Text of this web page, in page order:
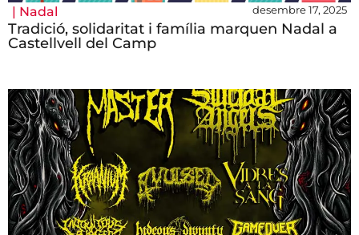
| Nadal desembre 17, 2025
Tradició, solidaritat i família marquen Nadal a
Castellvell del Camp